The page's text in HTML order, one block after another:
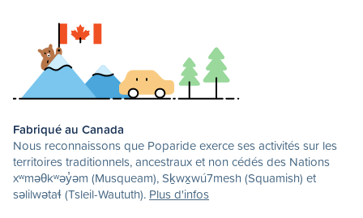
Fabriqué au Canada
Nous reconnaissons que Poparide exerce ses activités sur les
territoires traditionnels, ancestraux et non cédés des Nations
xʷməθkʷəy̓əm (Musqueam), Sḵwx̱wú7mesh (Squamish) et
səlilwətaɬ (Tsleil-Waututh). Plus d'infos